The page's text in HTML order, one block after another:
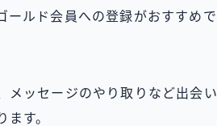
ールド会員への登録がおすすめで
メッセージのやり取りなど出会い
す。